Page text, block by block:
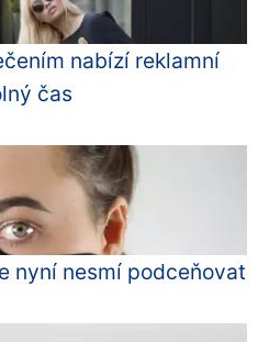
nabízí reklamní
čas
nyní nesmí podceňovat